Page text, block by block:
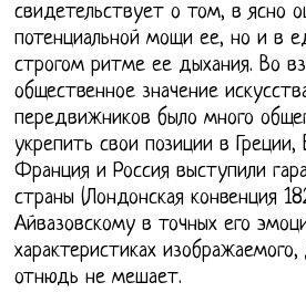
свидетельствует о том, в ясно
потенциальной мощи ее, но и в
строгом ритме ее дыхания. Во
общественное значение
передвижников было много
укрепить свои позиции в Греции,
Франция и Россия выступили
страны (Лондонская конвенция
Айвазовскому в точных его
характеристиках
отнюдь не мешает.